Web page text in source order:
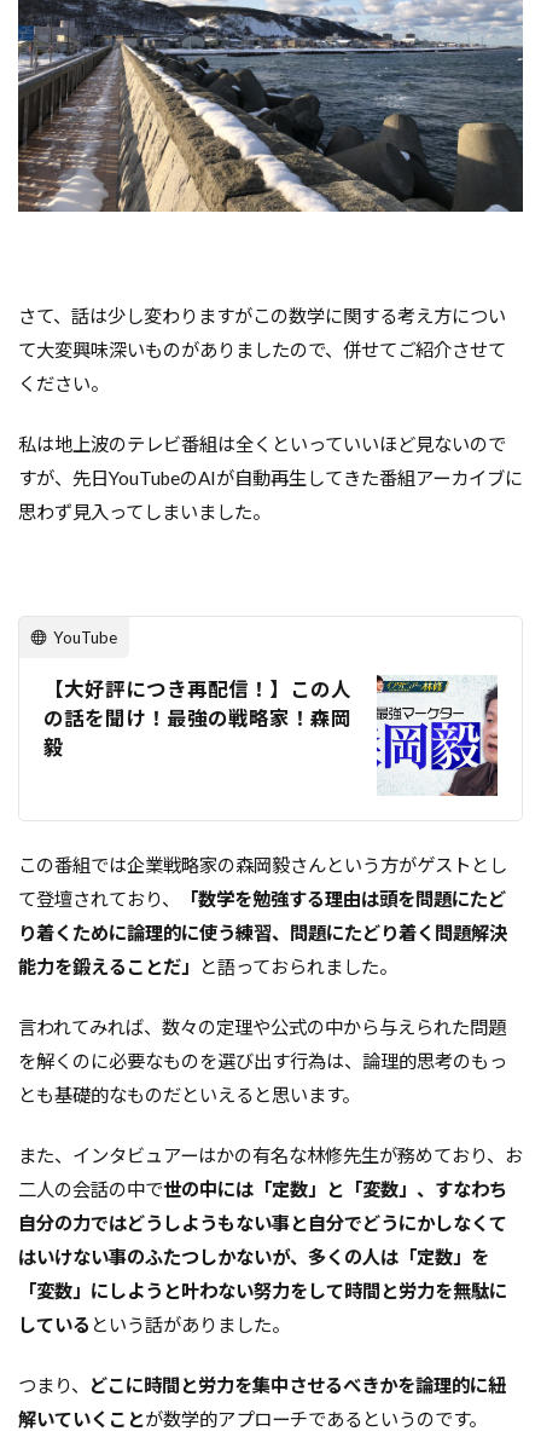
さて、話は少し変わりますがこの数学に関する考え方につい
て大変興味深いものがありましたので、併せてご紹介させて
ください。
私は地上波のテレビ番組は全くといっていいほど見ないので
すが、先日YouTubeのAIが自動再生してきた番組アーカイブに
思わず見入ってしまいました。
YouTube
【大好評につき再配信！】この人
の話を聞け！最強の戦略家！森岡
毅
この番組では企業戦略家の森岡毅さんという方がゲストとし
て登壇されており、
「数学を勉強する理由は頭を問題にたど
り着くために論理的に使う練習、問題にたどり着く問題解決
能力を鍛えることだ」
と語っておられました。
言われてみれば、数々の定理や公式の中から与えられた問題
を解くのに必要なものを選び出す行為は、論理的思考のもっ
とも基礎的なものだといえると思います。
また、インタビュアーはかの有名な林修先生が務めており、お
二人の会話の中で世の中には「定数」と「変数」、すなわち
自分の力ではどうしようもない事と自分でどうにかしなくて
はいけない事のふたつしかないが、多くの人は「定数」を
「変数」にしようと叶わない努力をして時間と労力を無駄に
している という話がありました。
つまり、
どこに時間と労力を集中させるべきかを論理的に紐
解いていくことが数学的アプローチであるというのです。